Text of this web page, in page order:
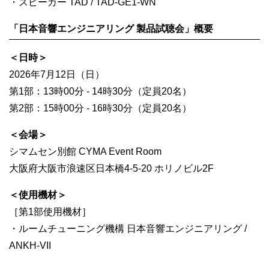
「日本音響エンジニアリング 製品試聴会」概要
＜日時＞
2026年7月12日（日）
第1部：13時00分 - 14時30分（定員20名）
第2部：15時00分 - 16時30分（定員20名）
＜会場＞
シマムセン別館 CYMA Event Room
大阪府大阪市浪速区日本橋4-5-20 ホリノビル2F
＜使用機材＞
［第1部使用機材］
・ルームチューニング機構 日本音響エンジニアリング /
ANKH-VII